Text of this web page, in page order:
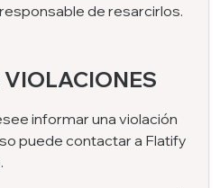
de resarcirlos.
VIOLACIONES
informar una violación
puede contactar a Flatify